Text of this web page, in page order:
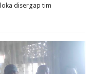
disergap tim